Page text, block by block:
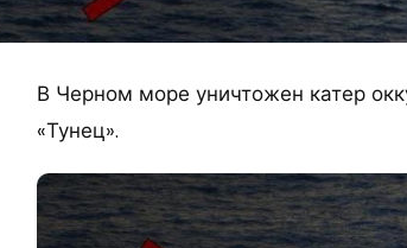
В Черном море уничтожен катер
«Тунец».